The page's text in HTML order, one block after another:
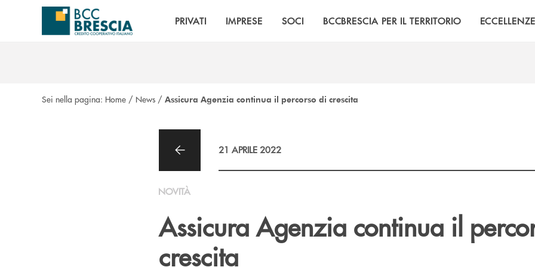
Salta al contenuto principale
PRIVATI IMPRESE SOCI BCCBRESCIA PER IL TERRITORIO ECCELLENZE
Sei nella pagina: Home / News / Assicura Agenzia continua il percorso di crescita
21 APRILE 2022
NOVITÀ
Assicura Agenzia continua il
crescita